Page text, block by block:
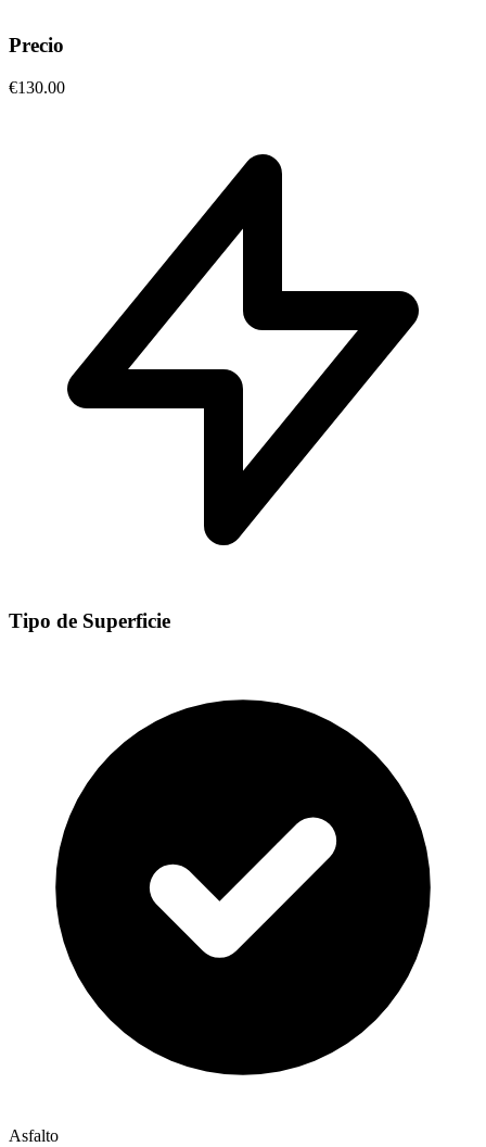
Precio
€130.00
Tipo de Superficie
Asfalto